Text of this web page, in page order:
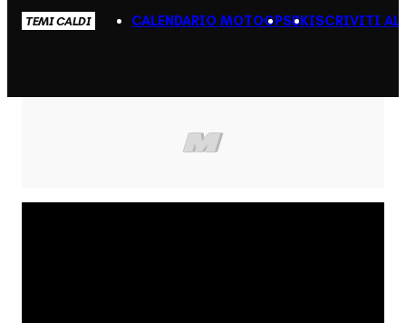
TEMI CALDI CALENDARIO MOTOGPSBKISCRIVITI AL